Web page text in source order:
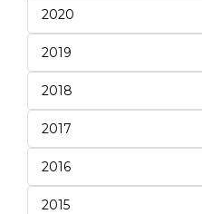
2020
2019
2018
2017
2016
2015